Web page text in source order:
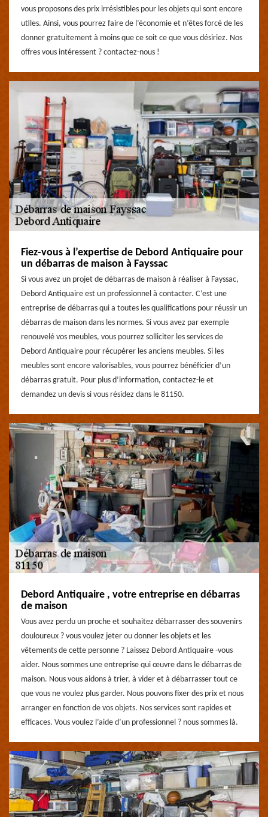
vous proposons des prix irrésistibles pour les objets qui sont encore
utiles. Ainsi, vous pourrez faire de l’économie et n’êtes forcé de les
donner gratuitement à moins que ce soit ce que vous désiriez. Nos
offres vous intéressent ? contactez-nous !
Fiez-vous à l’expertise de Debord Antiquaire pour
un débarras de maison à Fayssac
Si vous avez un projet de débarras de maison à réaliser à Fayssac,
Debord Antiquaire est un professionnel à contacter. C’est une
entreprise de débarras qui a toutes les qualifications pour réussir un
débarras de maison dans les normes. Si vous avez par exemple
renouvelé vos meubles, vous pourrez solliciter les services de
Debord Antiquaire pour récupérer les anciens meubles. Si les
meubles sont encore valorisables, vous pourrez bénéficier d’un
débarras gratuit. Pour plus d’information, contactez-le et
demandez un devis si vous résidez dans le 81150.
Debord Antiquaire , votre entreprise en débarras
de maison
Vous avez perdu un proche et souhaitez débarrasser des souvenirs
douloureux ? vous voulez jeter ou donner les objets et les
vêtements de cette personne ? Laissez Debord Antiquaire -vous
aider. Nous sommes une entreprise qui œuvre dans le débarras de
maison. Nous vous aidons à trier, à vider et à débarrasser tout ce
que vous ne voulez plus garder. Nous pouvons fixer des prix et nous
arranger en fonction de vos objets. Nos services sont rapides et
efficaces. Vous voulez l’aide d’un professionnel ? nous sommes là.